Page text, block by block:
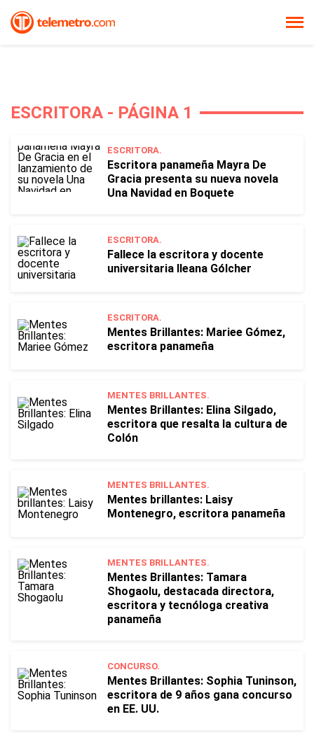
ESCRITORA - PÁGINA 1
ESCRITORA.
Escritora panameña Mayra De
Gracia presenta su nueva novela
Una Navidad en Boquete
ESCRITORA.
Fallece la escritora y docente
universitaria Ileana Gólcher
ESCRITORA.
Mentes Brillantes: Mariee Gómez,
escritora panameña
MENTES BRILLANTES.
Mentes Brillantes: Elina Silgado,
escritora que resalta la cultura de
Colón
MENTES BRILLANTES.
Mentes brillantes: Laisy
Montenegro, escritora panameña
MENTES BRILLANTES.
Mentes Brillantes: Tamara
Shogaolu, destacada directora,
escritora y tecnóloga creativa
panameña
CONCURSO.
Mentes Brillantes: Sophia Tuninson,
escritora de 9 años gana concurso
en EE. UU.